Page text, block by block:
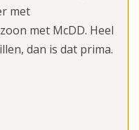
met
met McDD. Heel
dan is dat prima.